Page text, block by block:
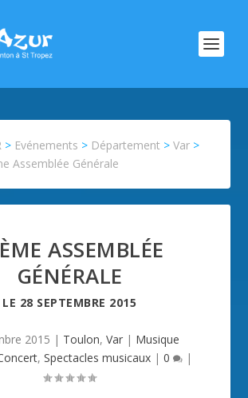
> Evénements > Département >Var >
Assemblée Générale
ASSEMBLÉE
GÉNÉRALE
LE 28 SEPTEMBRE 2015
2015 | Toulon, Var | Musique
, Spectacles musicaux | 0 |